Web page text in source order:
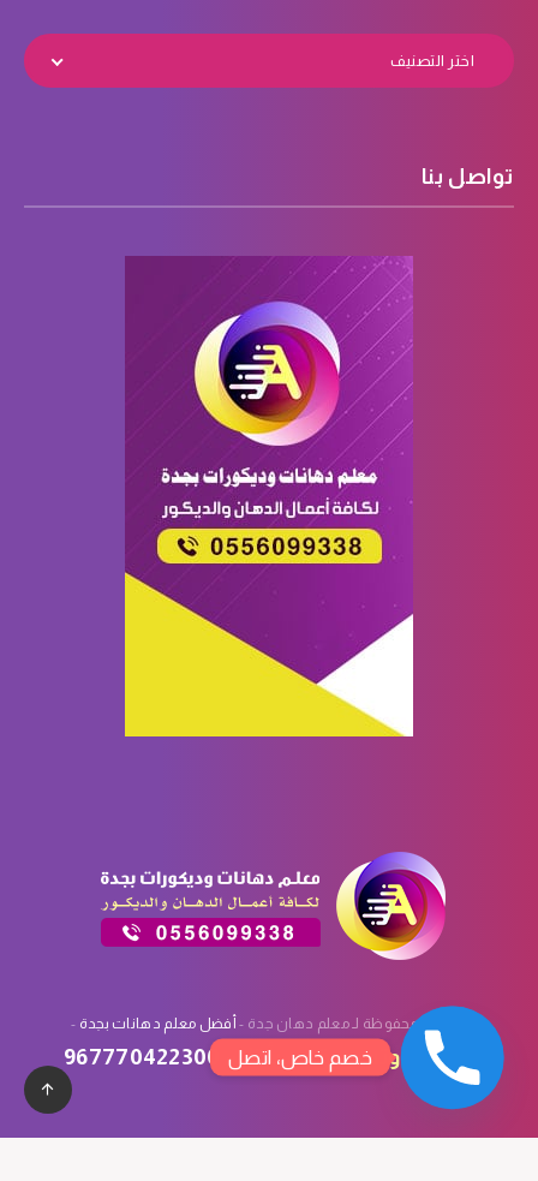
اختر التصنيف
تواصل بنا
الحقوق محفوظة لـ معلم دهان جدة - أفضل معلم دهانات بجدة -
تصميم وتسويق سبأ تك :
967770422300 خصم خاص، اتصل